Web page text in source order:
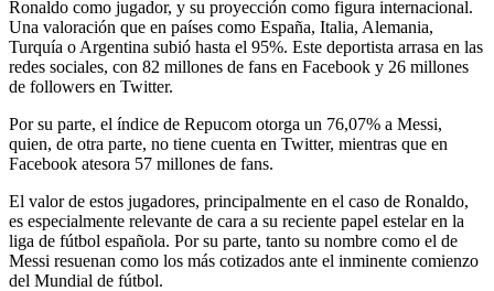
Ronaldo como jugador, y su proyección como figura internacional.
Una valoración que en países como España, Italia, Alemania,
Turquía o Argentina subió hasta el 95%. Este deportista arrasa en las
redes sociales, con 82 millones de fans en Facebook y 26 millones
de followers en Twitter.
Por su parte, el índice de Repucom otorga un 76,07% a Messi,
quien, de otra parte, no tiene cuenta en Twitter, mientras que en
Facebook atesora 57 millones de fans.
El valor de estos jugadores, principalmente en el caso de Ronaldo,
es especialmente relevante de cara a su reciente papel estelar en la
liga de fútbol española. Por su parte, tanto su nombre como el de
Messi resuenan como los más cotizados ante el inminente comienzo
del Mundial de fútbol.